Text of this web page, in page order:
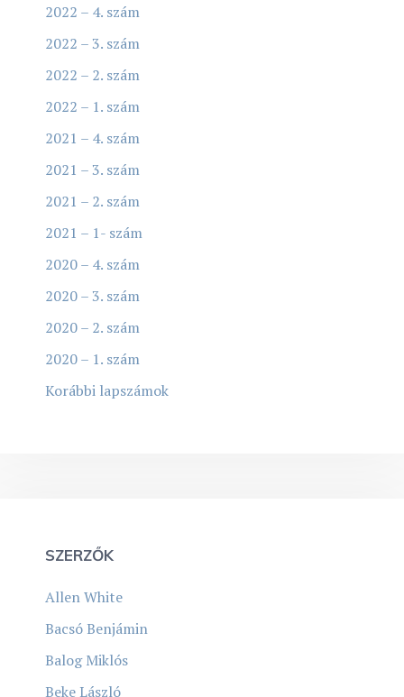
2022 – 4. szám
2022 – 3. szám
2022 – 2. szám
2022 – 1. szám
2021 – 4. szám
2021 – 3. szám
2021 – 2. szám
2021 – 1- szám
2020 – 4. szám
2020 – 3. szám
2020 – 2. szám
2020 – 1. szám
Korábbi lapszámok
SZERZŐK
Allen White
Bacsó Benjámin
Balog Miklós
Beke László